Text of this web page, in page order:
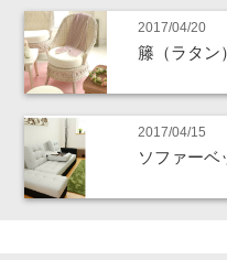
2017/04/20
籐（ラタン
2017/04/15
ソファーベ